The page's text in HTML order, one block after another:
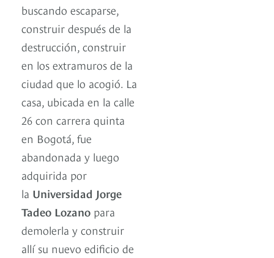
buscando escaparse,
construir después de la
destrucción, construir
en los extramuros de la
ciudad que lo acogió. La
casa, ubicada en la calle
26 con carrera quinta
en Bogotá, fue
abandonada y luego
adquirida por
la Universidad Jorge
Tadeo Lozano para
demolerla y construir
allí su nuevo edificio de